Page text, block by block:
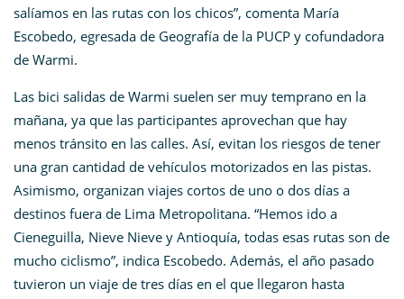
salíamos en las rutas con los chicos”, comenta María
Escobedo, egresada de Geografía de la PUCP y cofundadora
de Warmi.
Las bici salidas de Warmi suelen ser muy temprano en la
mañana, ya que las participantes aprovechan que hay
menos tránsito en las calles. Así, evitan los riesgos de tener
una gran cantidad de vehículos motorizados en las pistas.
Asimismo, organizan viajes cortos de uno o dos días a
destinos fuera de Lima Metropolitana. “Hemos ido a
Cieneguilla, Nieve Nieve y Antioquía, todas esas rutas son de
mucho ciclismo”, indica Escobedo. Además, el año pasado
tuvieron un viaje de tres días en el que llegaron hasta